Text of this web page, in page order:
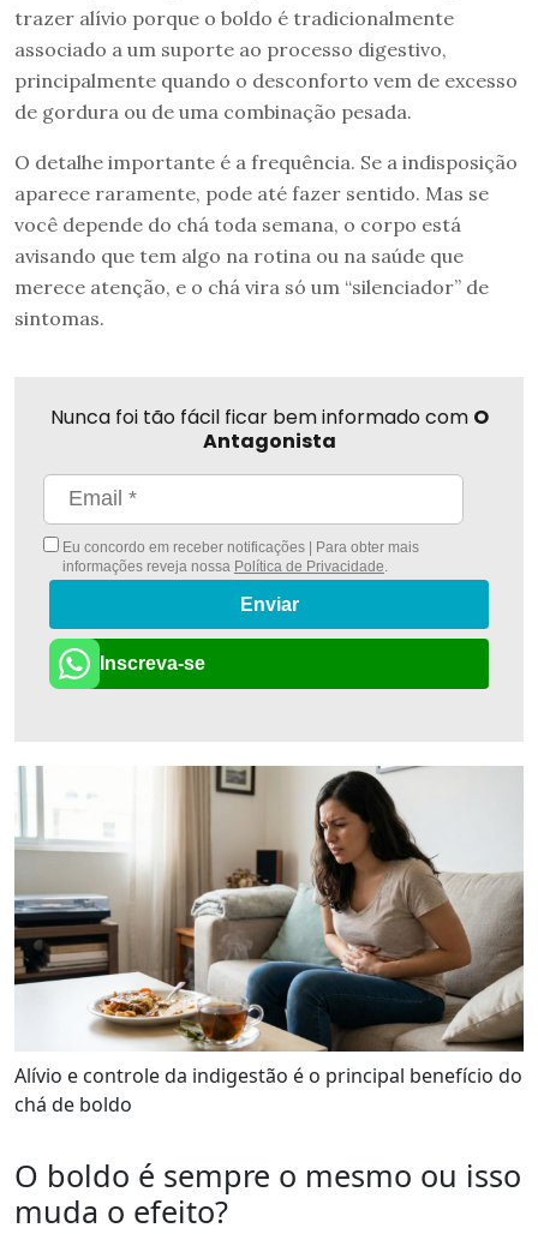
trazer alívio porque o boldo é tradicionalmente
associado a um suporte ao processo digestivo,
principalmente quando o desconforto vem de excesso
de gordura ou de uma combinação pesada.
O detalhe importante é a frequência. Se a indisposição
aparece raramente, pode até fazer sentido. Mas se
você depende do chá toda semana, o corpo está
avisando que tem algo na rotina ou na saúde que
merece atenção, e o chá vira só um “silenciador” de
sintomas.
Nunca foi tão fácil ficar bem informado com O
Antagonista
Eu concordo em receber notificações | Para obter mais
informações reveja nossa Política de Privacidade
Enviar
Inscreva-se
Alívio e controle da indigestão é o principal benefício do
chá de boldo
O boldo é sempre o mesmo ou isso
muda o efeito?